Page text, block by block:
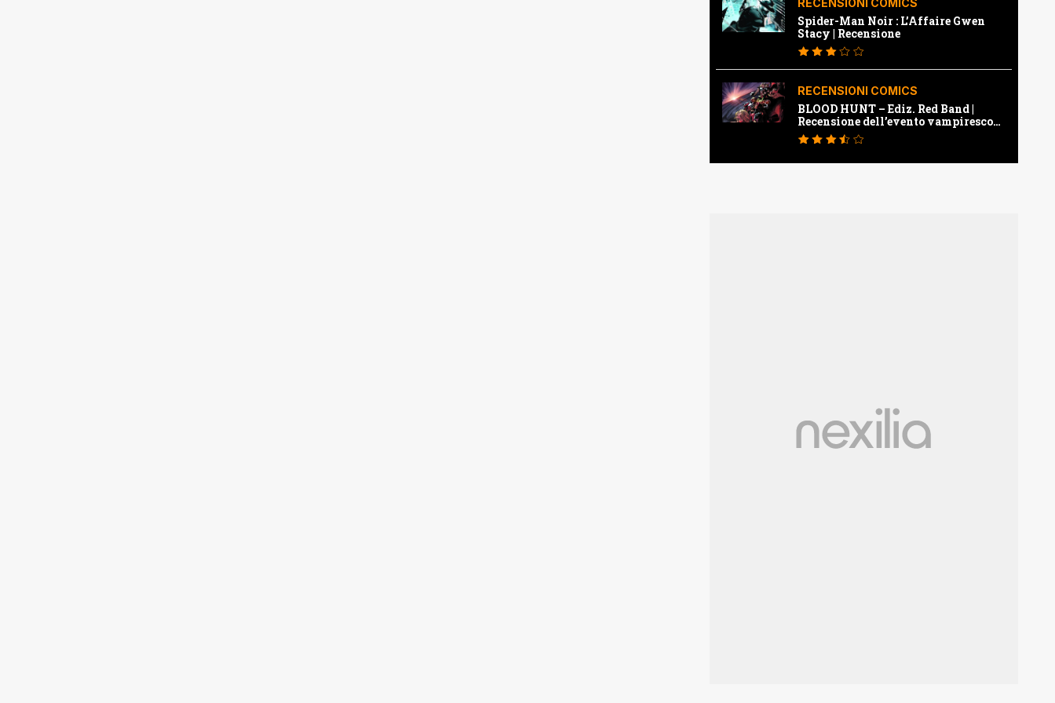
Spider-Man Noir : L’Affaire Gwen
Stacy | Recensione
RECENSIONI COMICS
BLOOD HUNT – Ediz. Red Band |
Recensione dell’evento vampiresco
della Marvel